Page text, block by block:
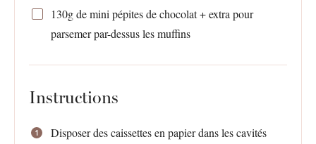
130gde mini pépites de chocolat + extra pour
parsemer par-dessus les muffins
Instructions
Disposer des caissettes en papier dans les cavités